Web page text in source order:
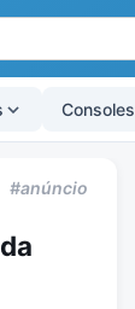
Consoles
#anúncio